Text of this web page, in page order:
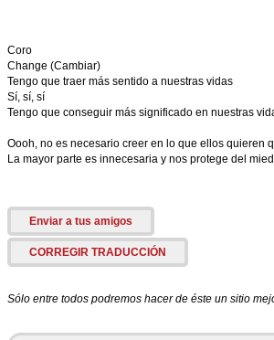
Coro
Change (Cambiar)
Tengo que traer más sentido a nuestras vidas
Sí, sí, sí
Tengo que conseguir más significado en nuestras
Oooh, no es necesario creer en lo que ellos quieren
La mayor parte es innecesaria y nos protege del
Enviar a tus amigos
CORREGIR TRADUCCIÓN
Sólo entre todos podremos hacer de éste un sitio